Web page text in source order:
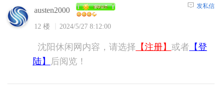
austen2000
12 楼 2024/5/27 8:12:00
发私信
沈阳休闲网内容，请选择 【注册】 或者 【登
陆】
后阅览！